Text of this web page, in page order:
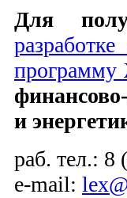
Для
и
раб. тел.: 8
e-mail: